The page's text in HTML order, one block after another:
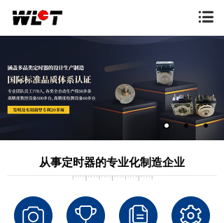
从事定时器的专业化制造企业